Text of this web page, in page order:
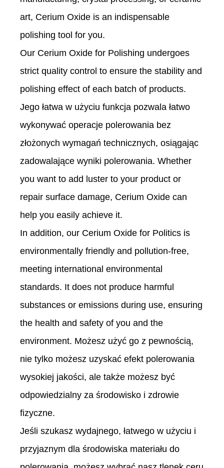
art, Cerium Oxide is an indispensable
polishing tool for you.
Our Cerium Oxide for Polishing undergoes
strict quality control to ensure the stability and
polishing effect of each batch of products.
Jego łatwa w użyciu funkcja pozwala łatwo
wykonywać operacje polerowania bez
złożonych wymagań technicznych, osiągając
zadowalające wyniki polerowania. Whether
you want to add luster to your product or
repair surface damage, Cerium Oxide can
help you easily achieve it.
In addition, our Cerium Oxide for Politics is
environmentally friendly and pollution-free,
meeting international environmental
standards. It does not produce harmful
substances or emissions during use, ensuring
the health and safety of you and the
environment. Możesz użyć go z pewnością,
nie tylko możesz uzyskać efekt polerowania
wysokiej jakości, ale także możesz być
odpowiedzialny za środowisko i zdrowie
fizyczne.
Jeśli szukasz wydajnego, łatwego w użyciu i
przyjaznym dla środowiska materiału do